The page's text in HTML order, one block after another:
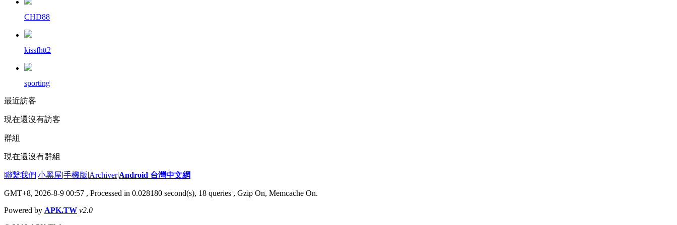
CHD88
kissfhtt2
sporting
最近訪客
現在還沒有訪客
群組
現在還沒有群組
聯繫我們|小黑屋|手機版|Archiver|Android 台灣中文網
GMT+8, 2026-8-9 00:57 , Processed in 0.028180 second(s), 18 queries , Gzip On, Memcache On.
Powered by APK.TW v2.0